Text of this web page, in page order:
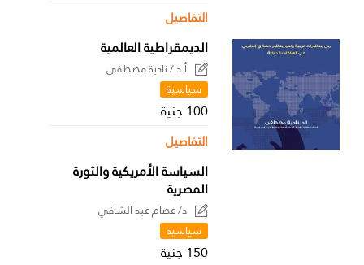
التفاصيل
الديمقراطية العالمية
أ.د / نادية مصطفي
سياسية
100 جنية
التفاصيل
السياسة الأمريكية والثورة
المصرية
د/ عصام عبد الشافي
سياسية
150 جنية